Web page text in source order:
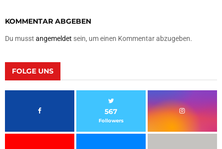
KOMMENTAR ABGEBEN
Du musst angemeldet sein, um einen Kommentar abzugeben.
FOLGE UNS
567
Followers